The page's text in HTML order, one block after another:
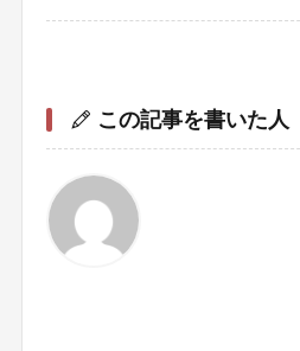
この記事を書いた人